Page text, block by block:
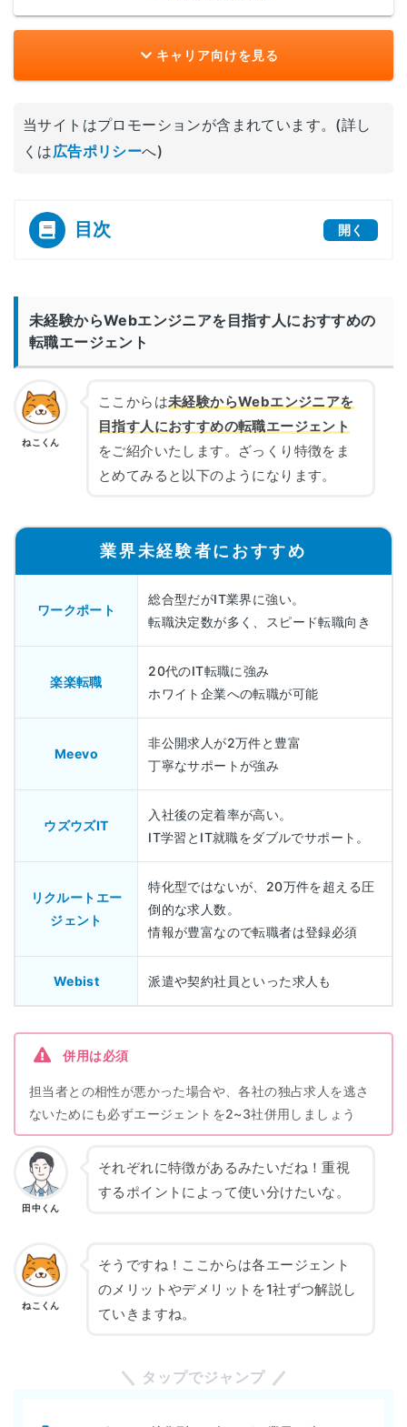
キャリア向けを見る
当サイトはプロモーションが含まれています。(詳し
くは広告ポリシーへ)
目次 開く
未経験からWebエンジニアを目指す人におすすめの
転職エージェント
ねこくん
ここからは未経験からWebエンジニアを
目指す人におすすめの転職エージェント
をご紹介いたします。ざっくり特徴をま
とめてみると以下のようになります。
業界未経験者におすすめ
ワークポート
総合型だがIT業界に強い。
転職決定数が多く、スピード転職向き
楽楽転職
20代のIT転職に強み
ホワイト企業への転職が可能
Meevo
非公開求人が2万件と豊富
丁寧なサポートが強み
ウズウズIT
入社後の定着率が高い。
IT学習とIT就職をダブルでサポート。
リクルートエー
ジェント
特化型ではないが、20万件を超える圧
倒的な求人数。
情報が豊富なので転職者は登録必須
Webist 派遣や契約社員といった求人も
併用は必須
担当者との相性が悪かった場合や、各社の独占求人を逃さ
ないためにも必ずエージェントを2~3社併用しましょう
田中くん
それぞれに特徴があるみたいだね！重視
するポイントによって使い分けたいな。
ねこくん
そうですね！ここからは各エージェント
のメリットやデメリットを1社ずつ解説し
ていきますね。
タップでジャンプ